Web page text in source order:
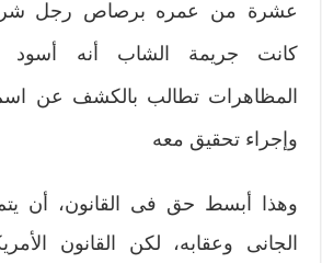
عشرة من عمره برصاص رجل
كانت جريمة الشاب أنه أسود
المظاهرات تطالب بالكشف عن
وإجراء تحقيق معه
وهذا أبسط حق فى القانون، أن
الجانى وعقابه، لكن القانون